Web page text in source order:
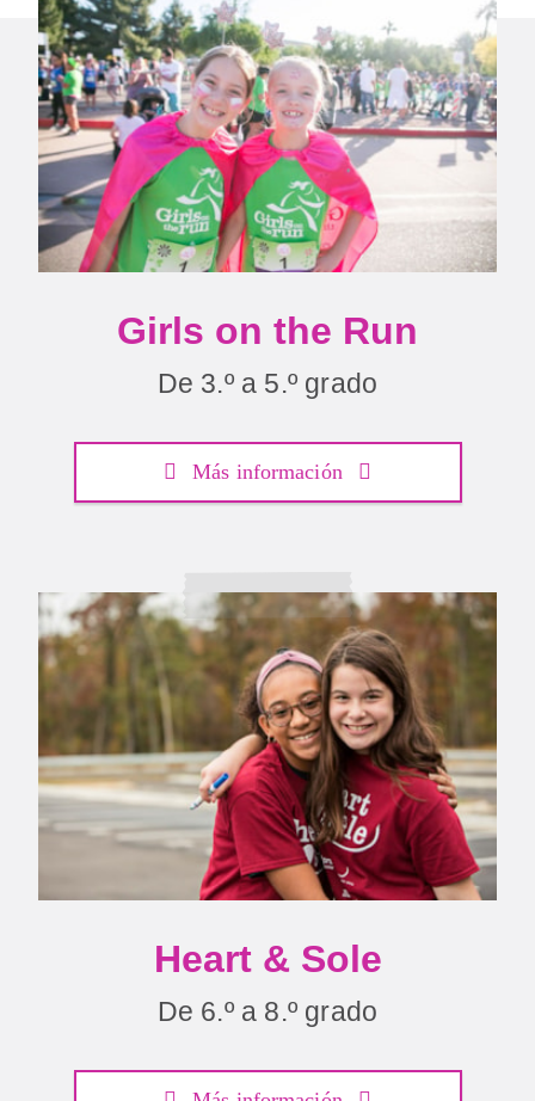
Girls on the Run
De 3.º a 5.º grado
Más información
Heart & Sole
De 6.º a 8.º grado